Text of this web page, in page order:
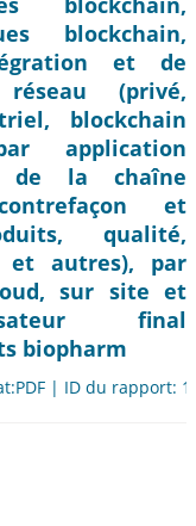
blockchain,
et de
(privé,
blockchain
application
de la chaîne
et
qualité,
et autres), par
sur site et
final
biopharm
| ID du rapport: